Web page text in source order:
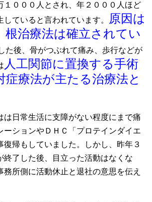
１０００人とされ、年２０００人ほど
ていると言われています。
原因は
根治療法は確立されてい
た後、骨がつぶれて痛み、歩行などが
人工関節に置換する手術
症療法が主たる治療法と
は日常生活に支障がない程度にまで痛
ーションやＤＨＣ「プロテインダイエ
復帰もしていました。しかし、昨年３
終了した後、目立った活動はなくな
務所側に活動休止と退社の意思を伝え